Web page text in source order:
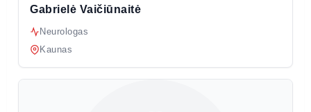
Gabrielė Vaičiūnaitė
Neurologas
Kaunas